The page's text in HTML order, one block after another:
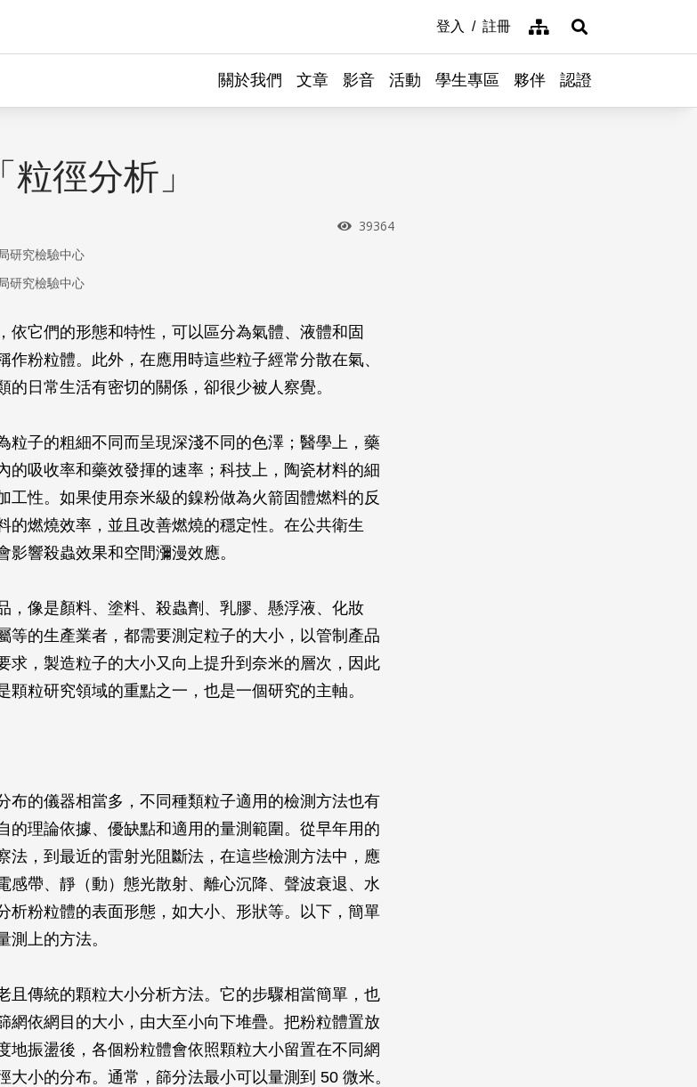
登入 註冊 網站導覽展開搜尋
關於我們 文章 影音 活動 學生專區 夥伴 認證
徑分析」
瀏覽次數
39364
研究檢驗中心
研究檢驗中心
依它們的形態和特性，可以區分為氣體、液體和固
作粉粒體。此外，在應用時這些粒子經常分散在氣、
的日常生活有密切的關係，卻很少被人察覺。
粒子的粗細不同而呈現深淺不同的色澤；醫學上，藥
的吸收率和藥效發揮的速率；科技上，陶瓷材料的細
工性。如果使用奈米級的鎳粉做為火箭固體燃料的反
的燃燒效率，並且改善燃燒的穩定性。在公共衛生
響殺蟲效果和空間瀰漫效應。
，像是顏料、塗料、殺蟲劑、乳膠、懸浮液、化妝
等的生產業者，都需要測定粒子的大小，以管制產品
求，製造粒子的大小又向上提升到奈米的層次，因此
顆粒研究領域的重點之一，也是一個研究的主軸。
布的儀器相當多，不同種類粒子適用的檢測方法也有
的理論依據、優缺點和適用的量測範圍。從早年用的
法，到最近的雷射光阻斷法，在這些檢測方法中，應
感帶、靜（動）態光散射、離心沉降、聲波衰退、水
析粉粒體的表面形態，如大小、形狀等。以下，簡單
測上的方法。
傳統的顆粒大小分析方法。它的步驟相當簡單，也
網依網目的大小，由大至小向下堆疊。把粉粒體置放
地振盪後，各個粉粒體會依照顆粒大小留置在不同網
大小的分布。通常，篩分法最小可以量測到 50 微米。